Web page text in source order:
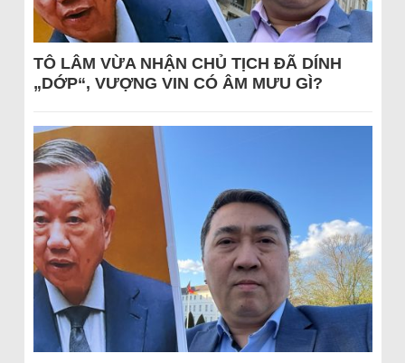
TÔ LÂM VỪA NHẬN CHỦ TỊCH ĐÃ DÍNH
„DỚP“, VƯỢNG VIN CÓ ÂM MƯU GÌ?